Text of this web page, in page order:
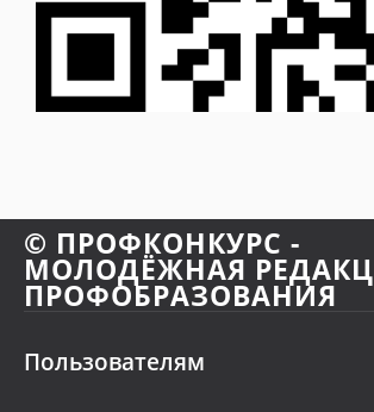
© ПРОФКОНКУРС -
МОЛОДЁЖНАЯ
ПРОФОБРАЗОВАНИЯ
Пользователям